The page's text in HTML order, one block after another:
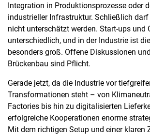
Integration in Produktionsprozesse oder
industrieller Infrastruktur. Schließlich darf
nicht unterschätzt werden. Start-ups und
unterschiedlich, und in der Industrie ist
besonders groß. Offene Diskussionen
Brückenbau sind Pflicht.
Gerade jetzt, da die Industrie vor
Transformationen steht – von
Factories bis hin zu digitalisierten
erfolgreiche Kooperationen enorme
Mit dem richtigen Setup und einer klaren